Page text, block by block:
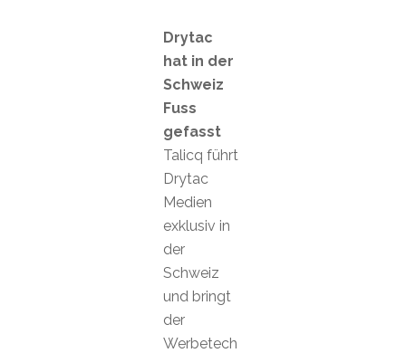
Drytac
hat in der
Schweiz
Fuss
gefasst
Talicq führt
Drytac
Medien
exklusiv in
der
Schweiz
und bringt
der
Werbetech